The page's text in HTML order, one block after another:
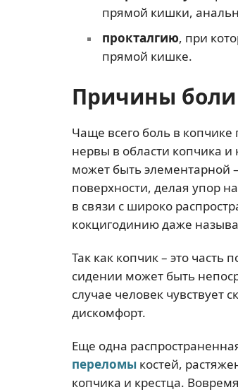
прямой кишки,
прокталгию, при
прямой кишке.
Причины боли
Чаще всего боль в
нервы в области копчика
может быть элементарной
поверхности, делая упор
в связи с широко
кокцигодинию даже
Так как копчик – это часть
сидении может быть
случае человек
дискомфорт.
Еще одна
переломы костей,
копчика и крестца.